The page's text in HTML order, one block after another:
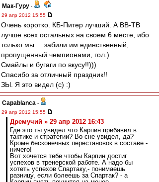
Мак-Гуру -
29 апр 2012 15:55
Очень коротко. КБ-Питер лучший. А ВВ-ТВ
лучше всех остальных на своем 6 месте, ибо
только мы ... забили им единственный,
пропущенный чемпионами, гол.)
Смайлы и бугаги по вкусу!!)))
Спасибо за отличный праздник!!
ЗЫ. Я это видел (с) :)
Сapablanca -
29 апр 2012 15:55
Дремучий » 29 апр 2012 16:43
Где это ты увидел что Карпин прибавил в
тактике и стратегии? Во сне увидел, да?
Кроме бесконечных перестановок в составе -
ничего!
Вот хочется тебе чтобы Карпин достиг
успехов в тренерской работе. А надо бы
хотеть успехов Спартаку,- понимаешь
разницу, если болеешь за Спартак? - а